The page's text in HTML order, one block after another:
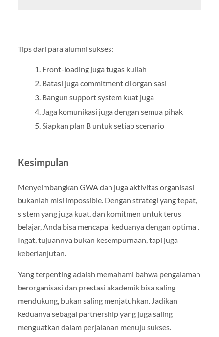
Tips dari para alumni sukses:
Front-loading juga tugas kuliah
Batasi juga commitment di organisasi
Bangun support system kuat juga
Jaga komunikasi juga dengan semua pihak
Siapkan plan B untuk setiap scenario
Kesimpulan
Menyeimbangkan GWA dan juga aktivitas organisasi
bukanlah misi impossible. Dengan strategi yang tepat,
sistem yang juga kuat, dan komitmen untuk terus
belajar, Anda bisa mencapai keduanya dengan optimal.
Ingat, tujuannya bukan kesempurnaan, tapi juga
keberlanjutan.
Yang terpenting adalah memahami bahwa pengalaman
berorganisasi dan prestasi akademik bisa saling
mendukung, bukan saling menjatuhkan. Jadikan
keduanya sebagai partnership yang juga saling
menguatkan dalam perjalanan menuju sukses.